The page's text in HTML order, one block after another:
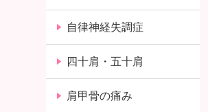
自律神経失調症
四十肩・五十肩
肩甲骨の痛み